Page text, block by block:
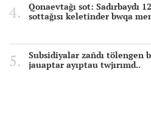
Qonaevtağı sot: Sadırbaydı
sottağısı keletinder bwqa
Subsidiyalar zañdı tölengen
jauaptar ayıptau twjırımd..